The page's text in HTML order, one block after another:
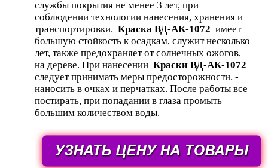
службы покрытия не менее 3 лет, при
соблюдении технологии нанесения, хранения и
транспортировки. Краска ВД-АК-1072 имеет
большую стойкость к осадкам, служит несколько
лет, также предохраняет от солнечных ожогов,
на дереве. При нанесении Краски ВД-АК-1072
следует принимать меры предосторожности. -
наносить в очках и перчатках. После работы все
постирать, при попадании в глаза промыть
большим количеством воды.